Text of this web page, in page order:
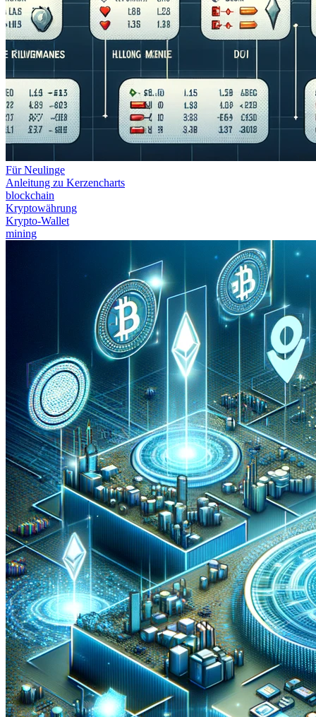
Für Neulinge
Anleitung zu Kerzencharts
blockchain
Kryptowährung
Krypto-Wallet
mining